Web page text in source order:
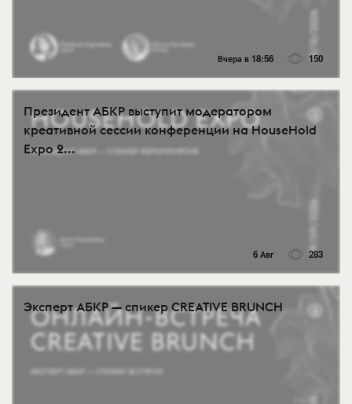
Вчера в 18:56 150
Президент АБКР выступит модератором
креативной сессии конференции на HouseHold
Expo 2...
6 Авг 283
Эксперт АБКР — спикер CREATIVE BRUNCH